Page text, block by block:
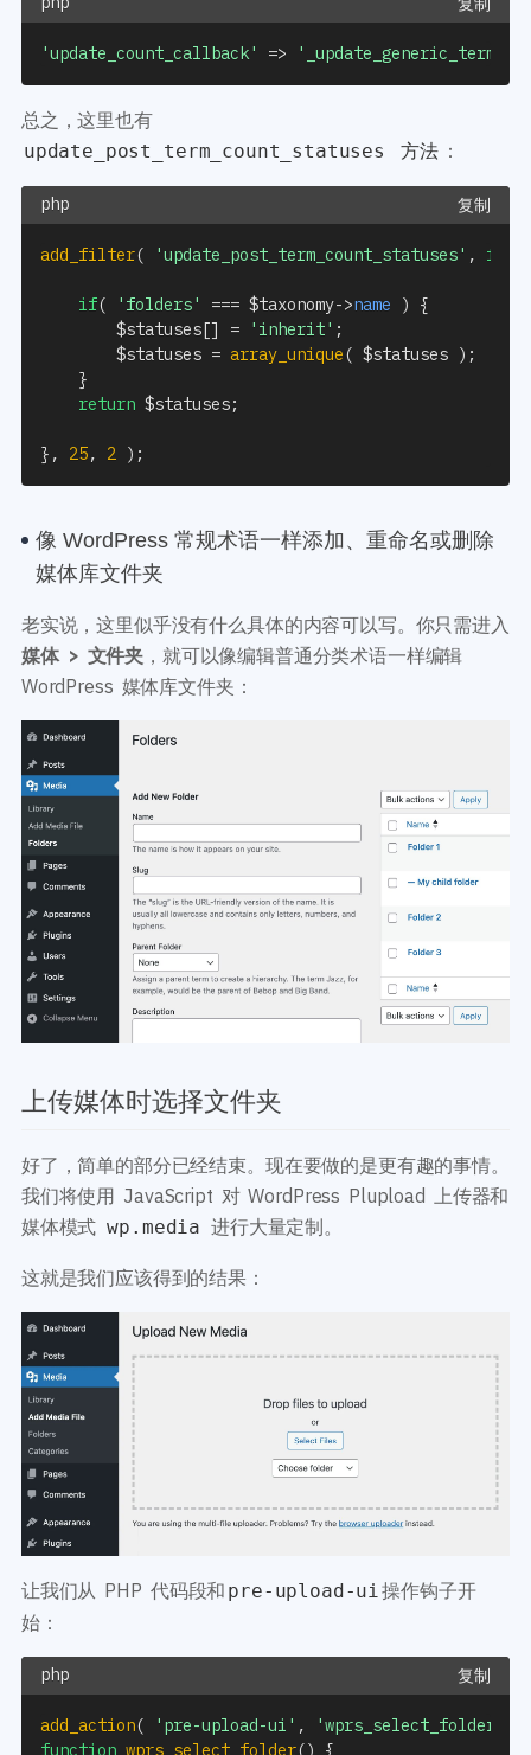
'update_count_callback' =>
总之，这里也有
update_post_term_count_statuses 方法 ：
复制
add_filter( 'update_post_term_count_statuses' ,
if( 'folders' === $taxonomy->name )
{
$statuses[] = 'inherit' ;
$statuses = array_unique( $statuses ) ;
}
return $statuses;
} , 25, 2 ) ;
像 WordPress 常规术语一样添加、重命名或删除
媒体库文件夹
老实说，这里似乎没有什么具体的内容可以写。你只需进入
媒体 > 文件夹 ，就可以像编辑普通分类术语一样编辑
WordPress 媒体库文件夹：
上传媒体时选择文件夹
好了，简单的部分已经结束。现在要做的是更有趣的事情。
我们将使用 JavaScript 对 WordPress Plupload 上传器和
媒体模式 wp.media 进行大量定制。
这就是我们应该得到的结果：
让我们从 PHP 代码段和 pre-upload-ui 操作钩子开
始：
复制
add_action( 'pre-upload-ui' , 'wprs_select_folder'
function wprs_select_folder() {